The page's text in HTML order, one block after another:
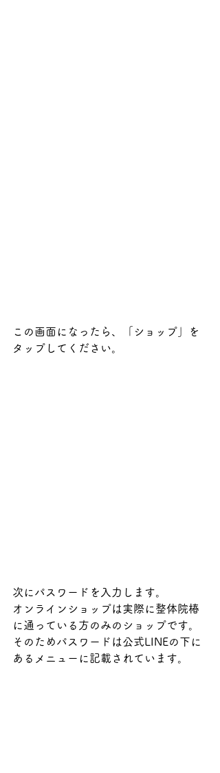
この画面になったら、「ショップ」を
タップしてください。
次にパスワードを入力します。
オンラインショップは実際に整体院椿
に通っている方のみのショップです。
そのためパスワードは公式LINEの下に
あるメニューに記載されています。